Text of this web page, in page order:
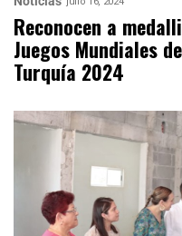
Reconocen a
Juegos Mundiales
Turquía 2024